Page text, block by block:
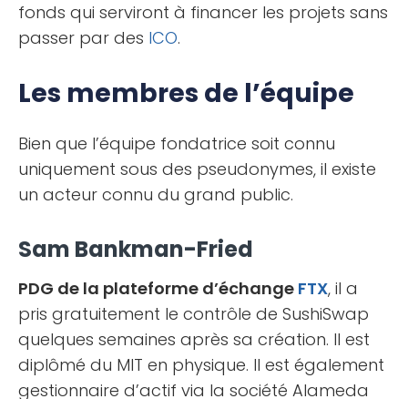
fonds qui serviront à financer les projets sans
passer par des ICO.
Les membres de l’équipe
Bien que l’équipe fondatrice soit connu
uniquement sous des pseudonymes, il existe
un acteur connu du grand public.
Sam Bankman-Fried
PDG de la plateforme d’échange FTX, il a
pris gratuitement le contrôle de SushiSwap
quelques semaines après sa création. Il est
diplômé du MIT en physique. Il est également
gestionnaire d’actif via la société Alameda